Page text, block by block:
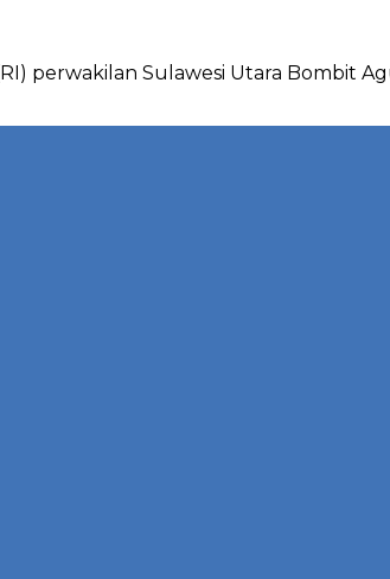
perwakilan Sulawesi Utara Bombit